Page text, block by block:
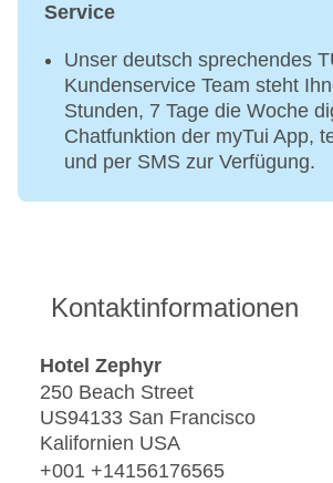
Service
Unser deutsch sprechendes
Kundenservice Team steht
Stunden, 7 Tage die Woche
Chatfunktion der myTui App,
und per SMS zur Verfügung.
Kontaktinformationen
Hotel Zephyr
250 Beach Street
US94133 San Francisco
Kalifornien USA
+001 +14156176565